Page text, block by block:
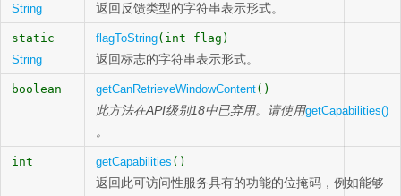
String
返回反馈类型的字符串表示形式。
static
String
flagToString(int flag)
返回标志的字符串表示形式。
boolean getCanRetrieveWindowContent()
此方法在API级别18中已弃用。请使用getCapabilities()
。
int getCapabilities ()
返回此可访问性服务具有的功能的位掩码，例如能够